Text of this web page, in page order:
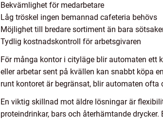
Bekvämlighet för medarbetare
Låg tröskel ingen bemannad cafeteria behövs
Möjlighet till bredare sortiment än bara
Tydlig kostnadskontroll för arbetsgivaren
För många kontor i cityläge blir automaten ett
eller arbetar sent på kvällen kan snabbt köpa
runt kontoret är begränsat, blir automaten
En viktig skillnad mot äldre lösningar är
proteindrinkar, bars och återhämtande